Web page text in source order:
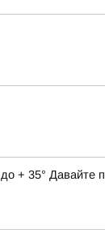
+ 35°